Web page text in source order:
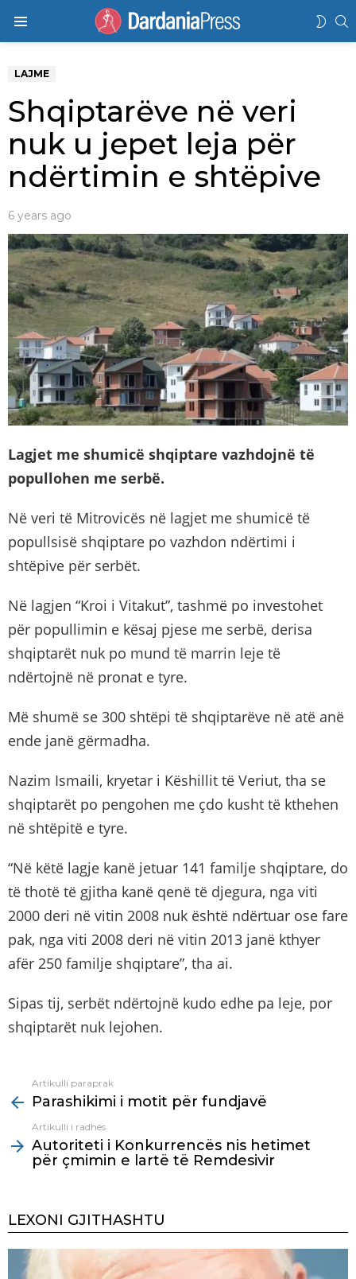
LAJME
Shqiptarëve në veri
nuk u jepet leja për
ndërtimin e shtëpive
6 years ago
Lagjet me shumicë shqiptare vazhdojnë të
popullohen me serbë.
Në veri të Mitrovicës në lagjet me shumicë të
popullsisë shqiptare po vazhdon ndërtimi i
shtëpive për serbët.
Në lagjen “Kroi i Vitakut”, tashmë po investohet
për popullimin e kësaj pjese me serbë, derisa
shqiptarët nuk po mund të marrin leje të
ndërtojnë në pronat e tyre.
Më shumë se 300 shtëpi të shqiptarëve në atë anë
ende janë gërmadha.
Nazim Ismaili, kryetar i Këshillit të Veriut, tha se
shqiptarët po pengohen me çdo kusht të kthehen
në shtëpitë e tyre.
“Në këtë lagje kanë jetuar 141 familje shqiptare, do
të thotë të gjitha kanë qenë të djegura, nga viti
2000 deri në vitin 2008 nuk është ndërtuar ose fare
pak, nga viti 2008 deri në vitin 2013 janë kthyer
afër 250 familje shqiptare”, tha ai.
Sipas tij, serbët ndërtojnë kudo edhe pa leje, por
shqiptarët nuk lejohen.
more
Artikulli paraprak
Parashikimi i motit për fundjavë
Artikulli i radhës
Autoriteti i Konkurrencës nis hetimet
për çmimin e lartë të Remdesivir
LEXONI GJITHASHTU